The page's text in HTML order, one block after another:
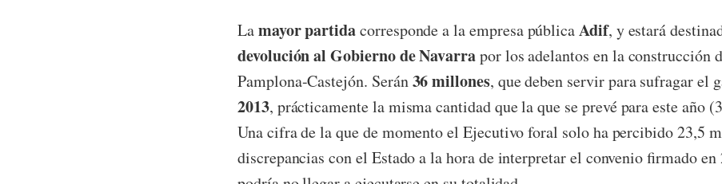
Lamayor partidacorresponde a la empresa públicaAdif, y estará
devolución al Gobierno de Navarrapor los adelantos en la construcción
Pamplona-Castejón. Serán36 millones, que deben servir para sufragar el
2013, prácticamente la misma cantidad que la que se prevé para este año
Una cifra de la que de momento el Ejecutivo foral solo ha percibido 23,5
discrepancias con el Estado a la hora de interpretar el convenio firmado